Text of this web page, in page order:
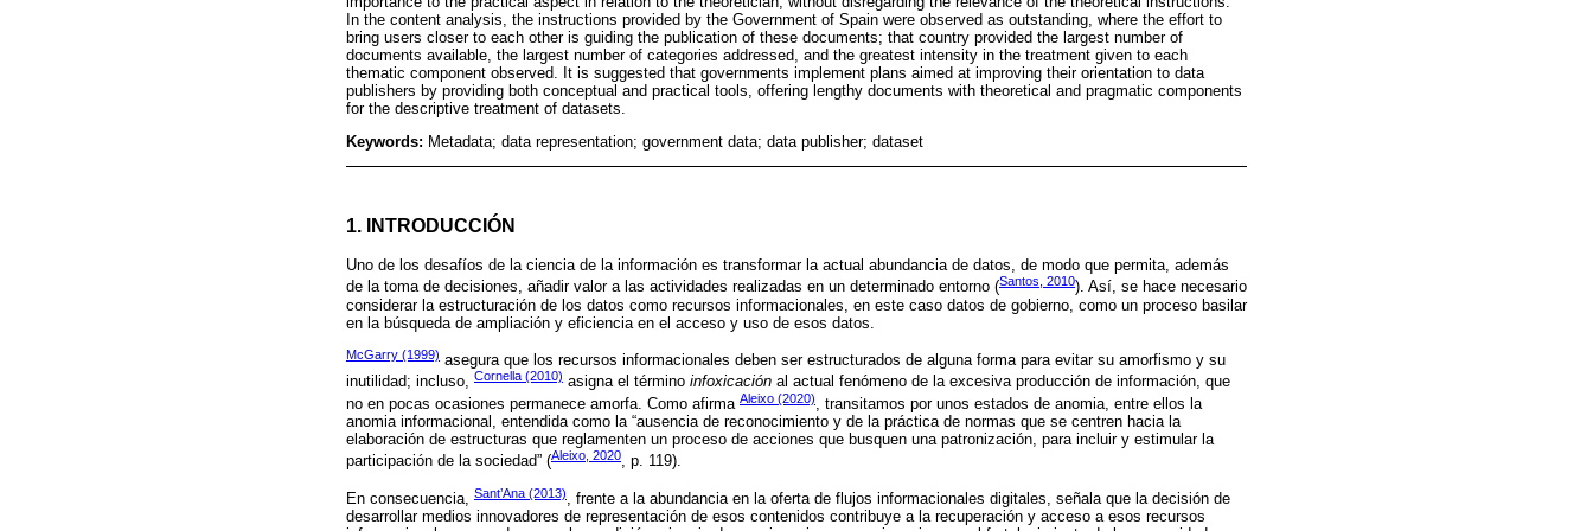
In the content analysis, the instructions provided by the Government of Spain were observed as outstanding, where the effort to
bring users closer to each other is guiding the publication of these documents; that country provided the largest number of
documents available, the largest number of categories addressed, and the greatest intensity in the treatment given to each
thematic component observed. It is suggested that governments implement plans aimed at improving their orientation to data
publishers by providing both conceptual and practical tools, offering lengthy documents with theoretical and pragmatic components
for the descriptive treatment of datasets.
Keywords: Metadata; data representation; government data; data publisher; dataset
1. INTRODUCCIÓN
Uno de los desafíos de la ciencia de la información es transformar la actual abundancia de datos, de modo que permita, además
de la toma de decisiones, añadir valor a las actividades realizadas en un determinado entorno (Santos, 2010). Así, se hace necesario
considerar la estructuración de los datos como recursos informacionales, en este caso datos de gobierno, como un proceso basilar
en la búsqueda de ampliación y eficiencia en el acceso y uso de esos datos.
McGarry (1999) asegura que los recursos informacionales deben ser estructurados de alguna forma para evitar su amorfismo y su
inutilidad; incluso, Cornella (2010) asigna el término infoxicación al actual fenómeno de la excesiva producción de información, que
no en pocas ocasiones permanece amorfa. Como afirma Aleixo (2020), transitamos por unos estados de anomia, entre ellos la
anomia informacional, entendida como la “ausencia de reconocimiento y de la práctica de normas que se centren hacia la
elaboración de estructuras que reglamenten un proceso de acciones que busquen una patronización, para incluir y estimular la
participación de la sociedad” (Aleixo, 2020, p. 119).
En consecuencia, Sant’Ana (2013)
, frente a la abundancia en la oferta de flujos informacionales digitales, señala que la decisión de
desarrollar medios innovadores de representación de esos contenidos contribuye a la recuperación y acceso a esos recursos